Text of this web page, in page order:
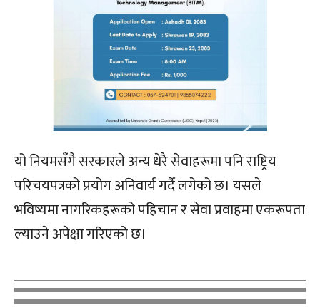
यो नियमसँगै सरकारले अन्य धेरै सेवाहरूमा पनि राष्ट्रिय
परिचयपत्रको प्रयोग अनिवार्य गर्दै लगेको छ। यसले
भविष्यमा नागरिकहरूको पहिचान र सेवा प्रवाहमा एकरूपता
ल्याउने अपेक्षा गरिएको छ।